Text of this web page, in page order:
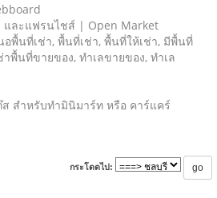
และแฟรนไชส์ | Open Market
พื้นที่เช่า, พื้นที่เช่า, พื้นที่ให้เช่า, มีพื้นที่
าพื้นที่ขายของ, ทําเลขายของ, ทำเล
สำหรับทำมินิมาร์ท หรือ คาร์แคร์
กระโดดไป: